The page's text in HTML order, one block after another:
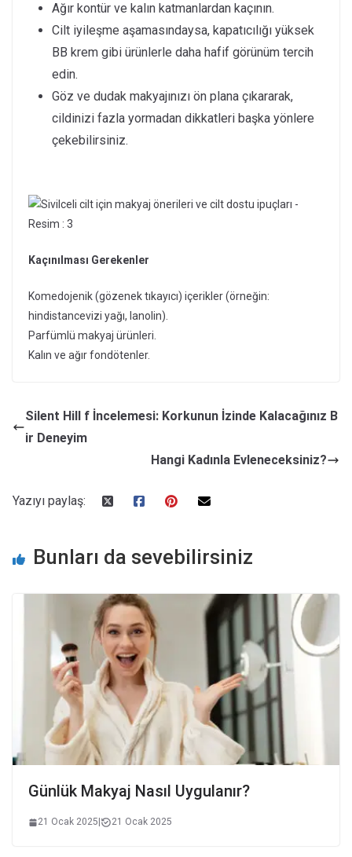
Ağır kontür ve kalın katmanlardan kaçının.
Cilt iyileşme aşamasındaysa, kapatıcılığı yüksek
BB krem gibi ürünlerle daha hafif görünüm tercih
edin.
Göz ve dudak makyajınızı ön plana çıkararak,
cildinizi fazla yormadan dikkatleri başka yönlere
çekebilirsiniz.
Kaçınılması Gerekenler
Komedojenik (gözenek tıkayıcı) içerikler (örneğin:
hindistancevizi yağı, lanolin).
Parfümlü makyaj ürünleri.
Kalın ve ağır fondötenler.
Silent Hill f İncelemesi: Korkunun İzinde Kalacağınız B
ir Deneyim
Hangi Kadınla Evleneceksiniz?
Yazıyı paylaş:
Bunları da sevebilirsiniz
Günlük Makyaj Nasıl Uygulanır?
21 Ocak 2025 21 Ocak 2025